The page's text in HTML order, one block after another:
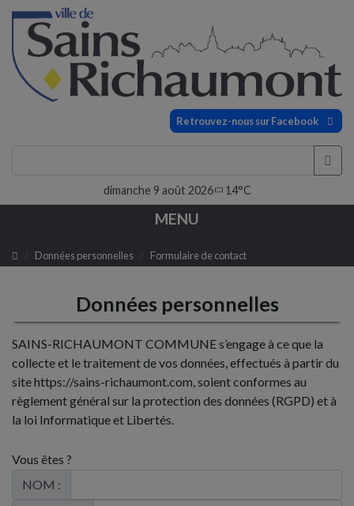
Retrouvez-nous sur Facebook
dimanche 9 août 2026 14°C
MENU
Données personnelles Formulaire de contact
Données personnelles
SAINS-RICHAUMONT COMMUNE s’engage à ce que la
collecte et le traitement de vos données, effectués à partir du
site https://sains-richaumont.com, soient conformes au
règlement général sur la protection des données (RGPD) et à
la loi Informatique et Libertés.
Vous êtes ?
NOM :